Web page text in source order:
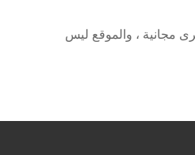
مجانية ، والموقع ليس